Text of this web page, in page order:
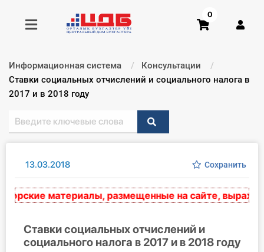
Получить консультацию
Главная ИС
Консультации
Правовая база
0
Информационная система
Консультации
Текущий:
Ставки социальных отчислений и социального налога в
2017 и в 2018 году
13.03.2018 Сохранить
материалы, размещенные на сайте, выражают
Ставки социальных отчислений и
социального налога в 2017 и в 2018 году